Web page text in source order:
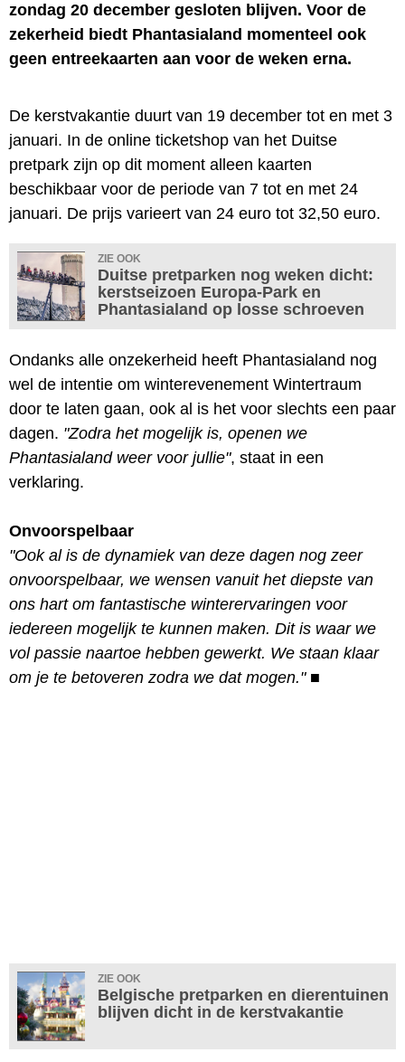
zondag 20 december gesloten blijven. Voor de
zekerheid biedt Phantasialand momenteel ook
geen entreekaarten aan voor de weken erna.
De kerstvakantie duurt van 19 december tot en met 3
januari. In de online ticketshop van het Duitse
pretpark zijn op dit moment alleen kaarten
beschikbaar voor de periode van 7 tot en met 24
januari. De prijs varieert van 24 euro tot 32,50 euro.
ZIE OOK
Duitse pretparken nog weken dicht:
kerstseizoen Europa-Park en
Phantasialand op losse schroeven
Ondanks alle onzekerheid heeft Phantasialand nog
wel de intentie om winterevenement Wintertraum
door te laten gaan, ook al is het voor slechts een paar
dagen. "Zodra het mogelijk is, openen we
Phantasialand weer voor jullie", staat in een
verklaring.
Onvoorspelbaar
"Ook al is de dynamiek van deze dagen nog zeer
onvoorspelbaar, we wensen vanuit het diepste van
ons hart om fantastische winterervaringen voor
iedereen mogelijk te kunnen maken. Dit is waar we
vol passie naartoe hebben gewerkt. We staan klaar
om je te betoveren zodra we dat mogen." ■
ZIE OOK
Belgische pretparken en dierentuinen
blijven dicht in de kerstvakantie